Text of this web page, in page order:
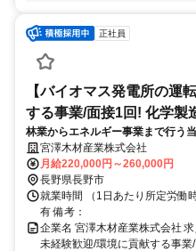
正社員
【バイオマス発電所の運
する事業/面接1回! 化学製
ージャー
林業からエネルギー事業まで行う
理業務を担当していただきます。
きるお仕事です。
宮澤木材産業株式会社
月給220,000円～260,000円
長野県長野市
就業時間 （1日あたり所定労働
有 備考：
企業名 宮澤木材産業株式会社
未経験歓迎/環境に貢献する事